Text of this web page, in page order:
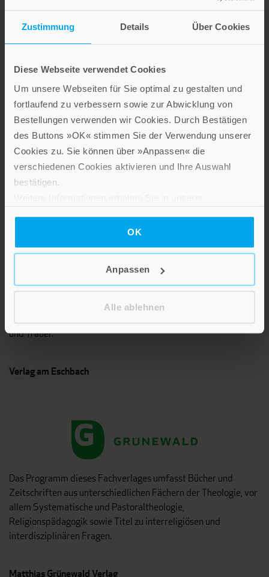
Zustimmung Details Über Cookies
Diese Webseite verwendet Cookies
Um unsere Webseiten für Sie optimal zu gestalten und
fortlaufend zu verbessern sowie zur Abwicklung von
Bestellungen verwenden wir Cookies. Durch Bestätigen
des Buttons »OK« stimmen Sie der Verwendung unserer
Cookies zu. Sie können über »Anpassen« die
verschiedenen Cookies aktivieren und Ihre Auswahl
bestätigen.
OK
Anpassen
Alle ablehnen
Stillen Sie Ihren Wissensdurst und entdecken Sie bei Patmos
interessante und aufschlussreiche Sach- und Fachbücher sowie
Ratgeber zu gesellschaftlich relevanten Themen aus den
Bereichen Psychologie und Lebensgestaltung, Religion und
Gesellschaft sowie Spiritualität.
Patmos Verlag
Lebensfreude in farbenfroher Gestaltung: Persönliche
Geschenke mit wohltuenden Inspirationen. Irische
Segenswünsche und Geschenkbücher zum Thema älter
und Trauer.
Verlag am Eschbach
Das Programm dieses Fachverlages umfasst Bücher und
Zeitschriften aus unterschiedlichen Fächern der Theologie, vor
allem Systematische und Pastoraltheologie,
Religionspädagogik sowie Titel zu interreligiösen und
interdisziplinären Fragen.
Matthias Grünewald Verlag